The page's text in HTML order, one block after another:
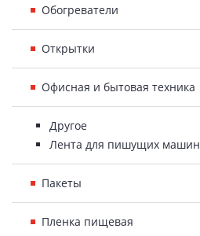
Обогреватели
Открытки
Офисная и бытовая техника
Другое
Лента для пишущих машин
Пакеты
Пленка пищевая